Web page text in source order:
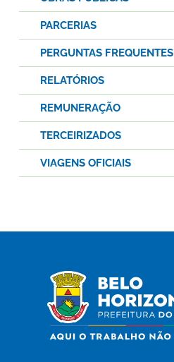
PARCERIAS
PERGUNTAS FREQUENTES
RELATÓRIOS
REMUNERAÇÃO
TERCEIRIZADOS
VIAGENS OFICIAIS